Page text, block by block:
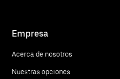
Empresa
Acerca de nosotros
Nuestras opciones